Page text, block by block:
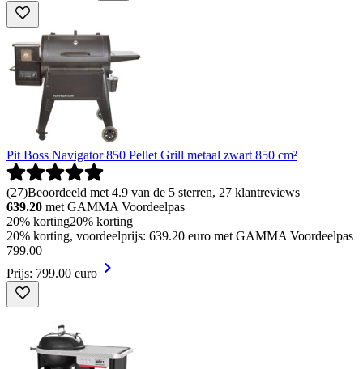
Pit Boss Navigator 850 Pellet Grill metaal zwart 850 cm²
(27)Beoordeeld met 4.9 van de 5 sterren, 27 klantreviews
639.20 met GAMMA Voordeelpas
20% korting20% korting
20% korting, voordeelprijs: 639.20 euro met GAMMA Voordeelpas
799.00
Prijs: 799.00 euro